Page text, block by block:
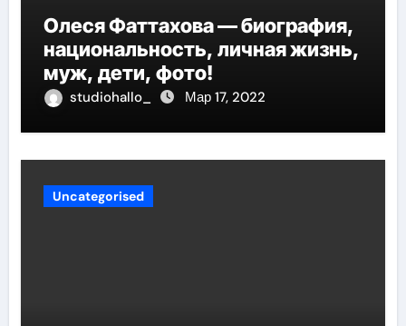
Олеся Фаттахова — биография,
национальность, личная жизнь,
муж, дети, фото!
studiohallo_ Мар 17, 2022
Uncategorised